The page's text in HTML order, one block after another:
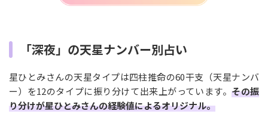
「深夜」の天星ナンバー別占い
星ひとみさんの天星タイプは四柱推命の60干支（天星ナンバ
ー）を12のタイプに振り分けて出来上がっています。その振
り分けが星ひとみさんの経験値によるオリジナル。